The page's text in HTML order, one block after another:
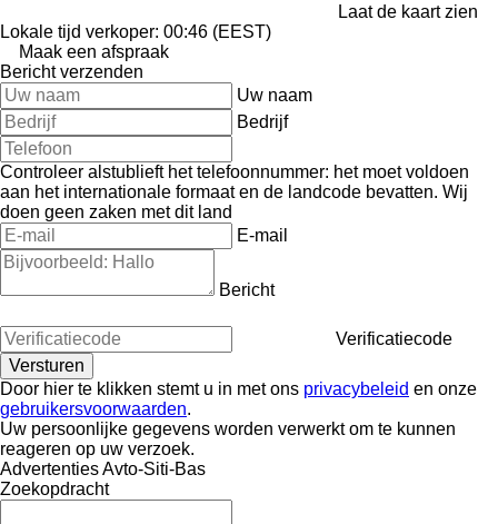
Laat de kaart zien
Lokale tijd verkoper: 00:46 (EEST)
Maak een afspraak
Bericht verzenden
Uw naam
Bedrijf
Controleer alstublieft het telefoonnummer: het moet voldoen
aan het internationale formaat en de landcode bevatten. Wij
doen geen zaken met dit land
E-mail
Bericht
Verificatiecode
Door hier te klikken stemt u in met ons privacybeleid en onze
gebruikersvoorwaarden.
Uw persoonlijke gegevens worden verwerkt om te kunnen
reageren op uw verzoek.
Advertenties Avto-Siti-Bas
Zoekopdracht